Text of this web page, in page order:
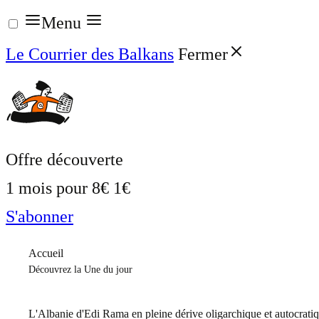
Aller
au
contenu
Menu
Le Courrier des Balkans Fermer
Offre découverte
1 mois pour 8€ 1€
S'abonner
Accueil
Découvrez la Une du jour
L'Albanie d'Edi Rama en pleine dérive oligarchique et